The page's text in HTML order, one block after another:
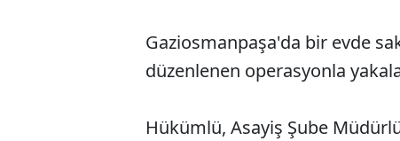
Gaziosmanpaşa'da bir evde
düzenlenen operasyonla
Hükümlü, Asayiş Şube